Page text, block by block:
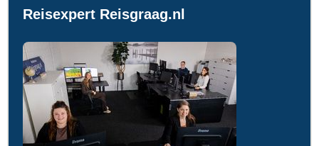
Reisexpert Reisgraag.nl